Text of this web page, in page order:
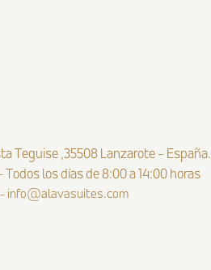
Teguise ,35508 Lanzarote – España.
Todos los días de 8:00 a 14:00 horas
- info@alavasuites.com